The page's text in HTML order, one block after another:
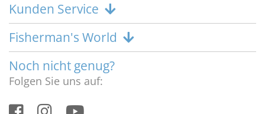
Kunden Service
Fisherman's World
Noch nicht genug?
Folgen Sie uns auf: